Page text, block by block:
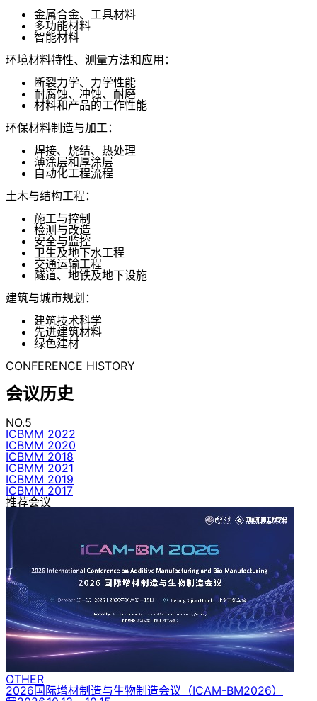
金属合金、工具材料
多功能材料
智能材料
环境材料特性、测量方法和应用：
断裂力学、力学性能
耐腐蚀、冲蚀、耐磨
材料和产品的工作性能
环保材料制造与加工：
焊接、烧结、热处理
薄涂层和厚涂层
自动化工程流程
土木与结构工程：
施工与控制
检测与改造
安全与监控
卫生及地下水工程
交通运输工程
隧道、地铁及地下设施
建筑与城市规划：
建筑技术科学
先进建筑材料
绿色建材
CONFERENCE HISTORY
会议历史
NO.5
ICBMM 2022
ICBMM 2020
ICBMM 2018
ICBMM 2021
ICBMM 2019
ICBMM 2017
推荐会议
OTHER
2026国际增材制造与生物制造会议 （ICAM-BM2026）